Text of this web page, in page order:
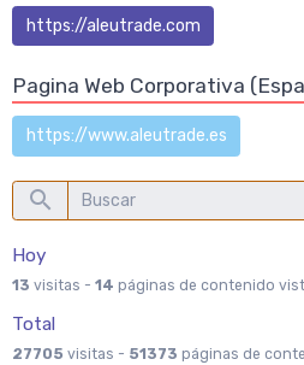
https://aleutrade.com
Pagina Web Corporativa
https://www.aleutrade.es
Hoy
13 visitas - 14 páginas de contenido
Total
27705 visitas - 51373 páginas de